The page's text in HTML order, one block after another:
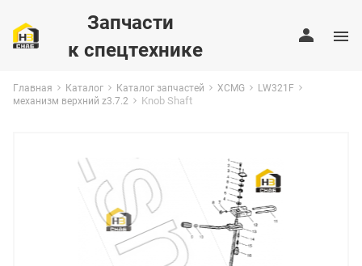
Запчасти
к спецтехнике
Главная Каталог Каталог запчастей XCMG
LW321F
механизм верхний z3.7.2
Knob Shaft